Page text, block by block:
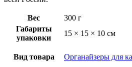
Вес
300 г
Габариты
упаковки
15 × 15 × 10 см
Вид товара Органайзеры для